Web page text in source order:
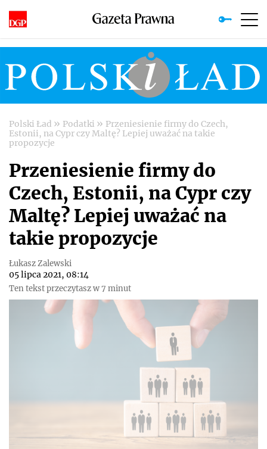
Polski Ład » Podatki » Przeniesienie firmy do Czech,
Estonii, na Cypr czy Maltę? Lepiej uważać na takie
propozycje
Przeniesienie firmy do
Czech, Estonii, na Cypr czy
Maltę? Lepiej uważać na
takie propozycje
Łukasz Zalewski
05 lipca 2021, 08:14
Ten tekst przeczytasz w 7 minut